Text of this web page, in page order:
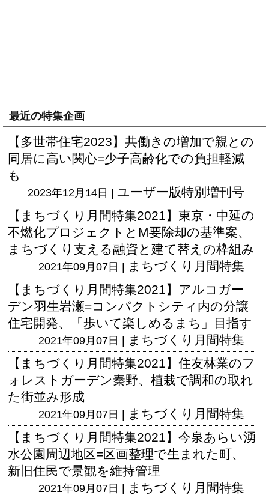
最近の特集企画
【多世帯住宅2023】共働きの増加で親との
同居に高い関心=少子高齢化での負担軽減
も
2023年12月14日 | ユーザー版特別増刊号
【まちづくり月間特集2021】東京・中延の
不燃化プロジェクトとM要除却の基準案、
まちづくり支える融資と建て替えの枠組み
2021年09月07日 | まちづくり月間特集
【まちづくり月間特集2021】アルコガー
デン羽生岩瀬=コンパクトシティ内の分譲
住宅開発、「歩いて楽しめるまち」目指す
2021年09月07日 | まちづくり月間特集
【まちづくり月間特集2021】住友林業のフ
ォレストガーデン秦野、植栽で調和の取れ
た街並み形成
2021年09月07日 | まちづくり月間特集
【まちづくり月間特集2021】今泉あらい湧
水公園周辺地区=区画整理で生まれた町、
新旧住民で景観を維持管理
2021年09月07日 | まちづくり月間特集